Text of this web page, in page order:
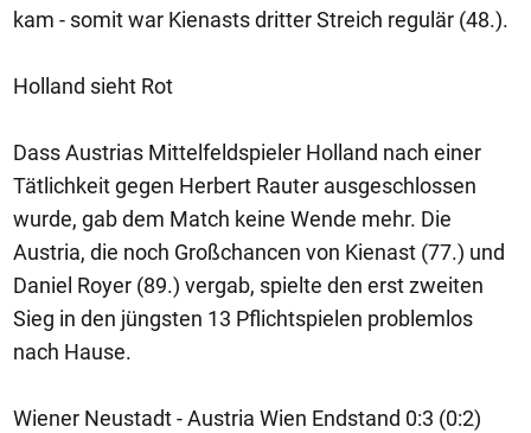
kam - somit war Kienasts dritter Streich regulär (48.).
Holland sieht Rot
Dass Austrias Mittelfeldspieler Holland nach einer
Tätlichkeit gegen Herbert Rauter ausgeschlossen
wurde, gab dem Match keine Wende mehr. Die
Austria, die noch Großchancen von Kienast (77.) und
Daniel Royer (89.) vergab, spielte den erst zweiten
Sieg in den jüngsten 13 Pflichtspielen problemlos
nach Hause.
Wiener Neustadt - Austria Wien Endstand 0:3 (0:2)